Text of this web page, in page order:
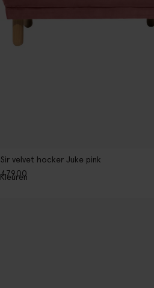
Sir velvet hocker Juke pink
479.00
Kleuren